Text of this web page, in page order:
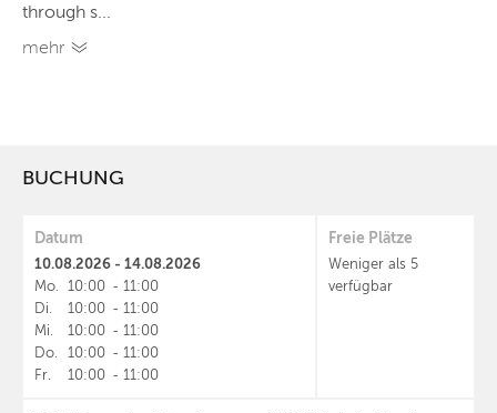
through s...
mehr
BUCHUNG
Datum
10.08.2026 - 14.08.2026
Mo. 10:00 - 11:00
Di.
10:00 - 11:00
Mi.
10:00 - 11:00
Do.
10:00 - 11:00
Fr.
10:00 - 11:00
Freie Plätze
Weniger als 5
verfügbar